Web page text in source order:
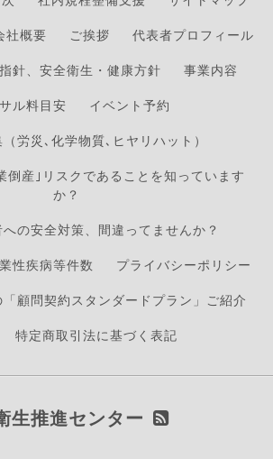
社概要 ご挨拶
代表者プロフィール
針、安全衛生・健康方針
事業内容
ル料目安
イベント予約
労災､化学物質､ヒヤリハット）
倒産｣リスクであることを知っています
か？
の安全対策、間違ってませんか？
性疾病等件数
プライバシーポリシー
顧問契約スタンダードプラン」ご紹介
特定商取引法に基づく表記
生推進センター